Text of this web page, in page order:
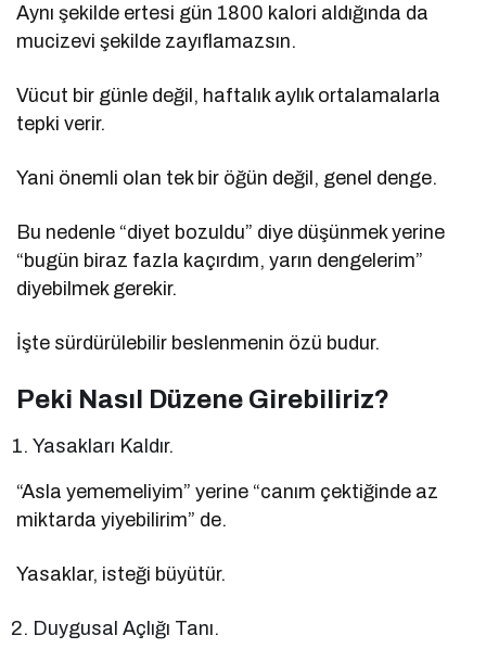
Aynı şekilde ertesi gün 1800 kalori aldığında da
mucizevi şekilde zayıflamazsın.
Vücut bir günle değil, haftalık aylık ortalamalarla
tepki verir.
Yani önemli olan tek bir öğün değil, genel denge.
Bu nedenle “diyet bozuldu” diye düşünmek yerine
“bugün biraz fazla kaçırdım, yarın dengelerim”
diyebilmek gerekir.
İşte sürdürülebilir beslenmenin özü budur.
Peki Nasıl Düzene Girebiliriz?
Yasakları Kaldır.
“Asla yememeliyim” yerine “canım çektiğinde az
miktarda yiyebilirim” de.
Yasaklar, isteği büyütür.
Duygusal Açlığı Tanı.